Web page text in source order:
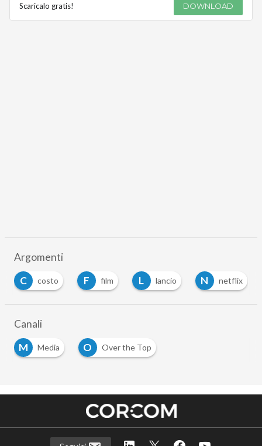
Scaricalo gratis! DOWNLOAD
Argomenti
C
costo F film L lancio N netflix
Canali
M
Media O Over the Top